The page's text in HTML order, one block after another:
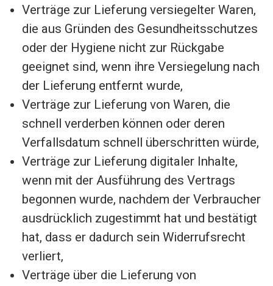
Verträge zur Lieferung versiegelter Waren,
die aus Gründen des Gesundheitsschutzes
oder der Hygiene nicht zur Rückgabe
geeignet sind, wenn ihre Versiegelung nach
der Lieferung entfernt wurde,
Verträge zur Lieferung von Waren, die
schnell verderben können oder deren
Verfallsdatum schnell überschritten würde,
Verträge zur Lieferung digitaler Inhalte,
wenn mit der Ausführung des Vertrags
begonnen wurde, nachdem der Verbraucher
ausdrücklich zugestimmt hat und bestätigt
hat, dass er dadurch sein Widerrufsrecht
verliert,
Verträge über die Lieferung von